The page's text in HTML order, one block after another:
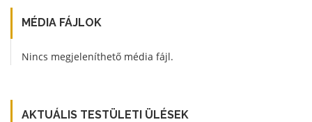
MÉDIA FÁJLOK
Nincs megjeleníthető média fájl.
AKTUÁLIS TESTÜLETI ÜLÉSEK